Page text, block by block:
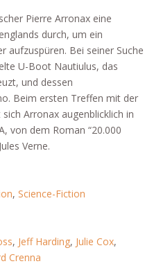
Pierre Arronax eine
durch, um ein
aufzuspüren. Bei seiner Suche
U-Boot Nautiulus, das
und dessen
Beim ersten Treffen mit der
Arronax augenblicklich in
von dem Roman “20.000
Verne.
, Science-Fiction
, Jeff Harding, Julie Cox,
Crenna